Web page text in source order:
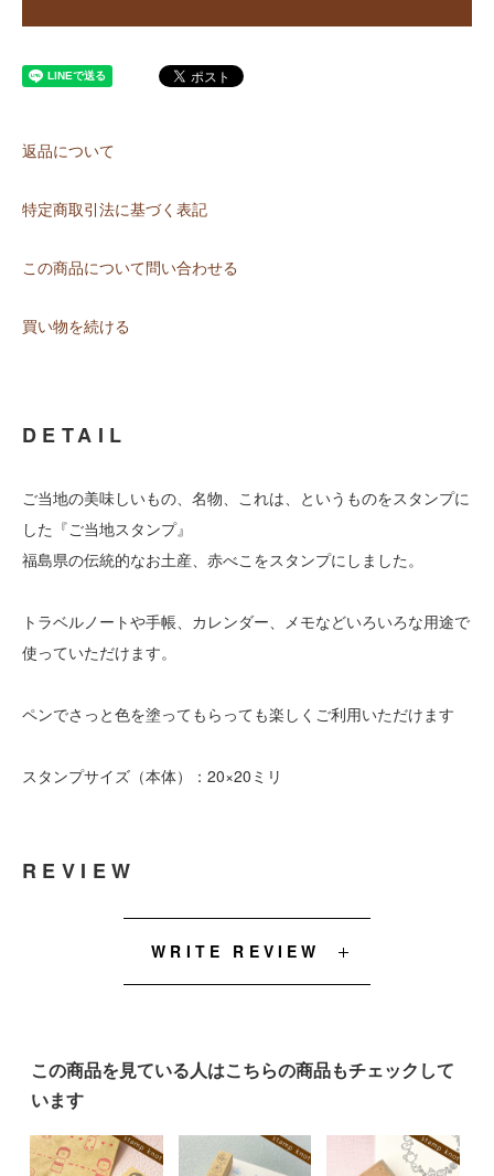
返品について
特定商取引法に基づく表記
この商品について問い合わせる
買い物を続ける
DETAIL
ご当地の美味しいもの、名物、これは、というものをスタンプに
した『ご当地スタンプ』
福島県の伝統的なお土産、赤べこをスタンプにしました。
トラベルノートや手帳、カレンダー、メモなどいろいろな用途で
使っていただけます。
ペンでさっと色を塗ってもらっても楽しくご利用いただけます
スタンプサイズ（本体）：20×20ミリ
REVIEW
WRITE REVIEW
この商品を見ている人はこちらの商品もチェックして
います